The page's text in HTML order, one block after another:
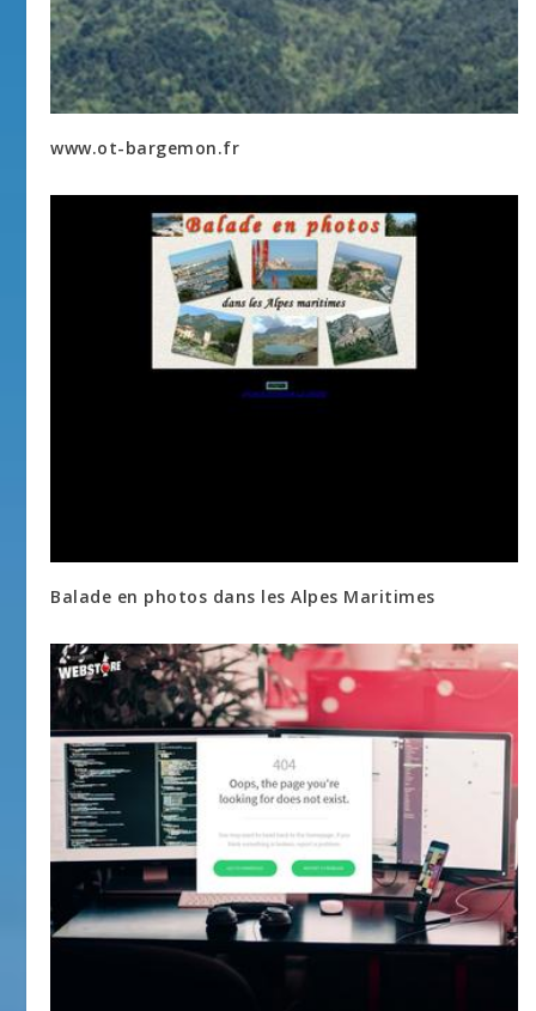
www.ot-bargemon.fr
Balade en photos dans les Alpes Maritimes